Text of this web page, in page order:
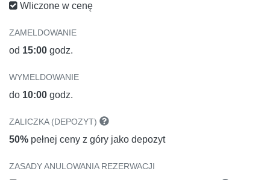
Wliczone w cenę
ZAMELDOWANIE
od 15:00 godz.
WYMELDOWANIE
do 10:00 godz.
ZALICZKA (DEPOZYT)
50% pełnej ceny z góry jako depozyt
ZASADY ANULOWANIA REZERWACJI